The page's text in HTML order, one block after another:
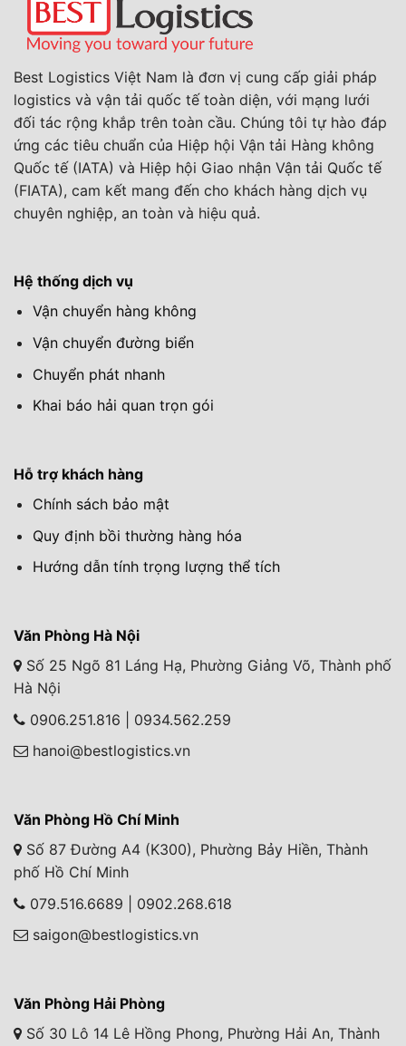
Best Logistics Việt Nam là đơn vị cung cấp giải pháp
logistics và vận tải quốc tế toàn diện, với mạng lưới
đối tác rộng khắp trên toàn cầu. Chúng tôi tự hào đáp
ứng các tiêu chuẩn của Hiệp hội Vận tải Hàng không
Quốc tế (IATA) và Hiệp hội Giao nhận Vận tải Quốc tế
(FIATA), cam kết mang đến cho khách hàng dịch vụ
chuyên nghiệp, an toàn và hiệu quả.
Hệ thống dịch vụ
Vận chuyển hàng không
Vận chuyển đường biển
Chuyển phát nhanh
Khai báo hải quan trọn gói
Hỗ trợ khách hàng
Chính sách bảo mật
Quy định bồi thường hàng hóa
Hướng dẫn tính trọng lượng thể tích
Văn Phòng Hà Nội
Số 25 Ngõ 81 Láng Hạ, Phường Giảng Võ, Thành phố
Hà Nội
0906.251.816 | 0934.562.259
hanoi@bestlogistics.vn
Văn Phòng Hồ Chí Minh
Số 87 Đường A4 (K300), Phường Bảy Hiền, Thành
phố Hồ Chí Minh
079.516.6689 | 0902.268.618
saigon@bestlogistics.vn
Văn Phòng Hải Phòng
Số 30 Lô 14 Lê Hồng Phong, Phường Hải An, Thành